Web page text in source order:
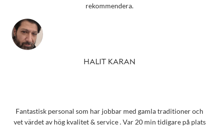
rekommendera.
HALIT KARAN
Fantastisk personal som har jobbar med gamla traditioner och
vet värdet av hög kvalitet & service . Var 20 min tidigare på plats